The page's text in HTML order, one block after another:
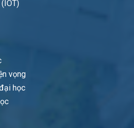
vọng
học